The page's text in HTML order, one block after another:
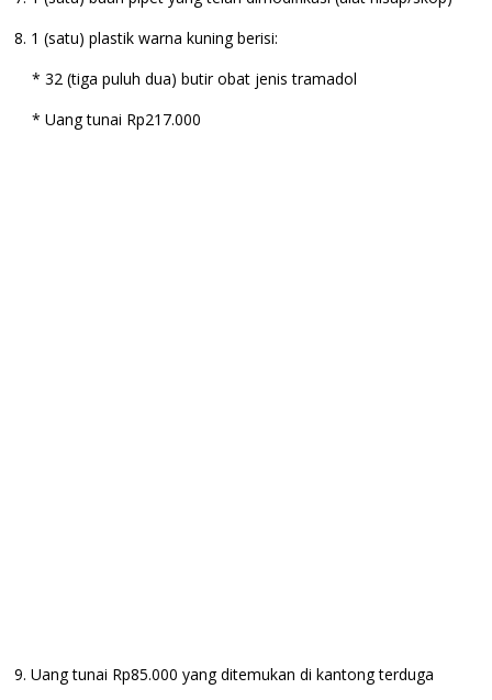
8. 1 (satu) plastik warna kuning berisi:
* 32 (tiga puluh dua) butir obat jenis tramadol
* Uang tunai Rp217.000
9. Uang tunai Rp85.000 yang ditemukan di kantong terduga